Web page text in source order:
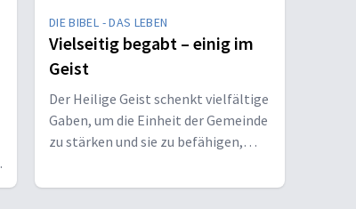
DIE BIBEL - DAS LEBEN
Vielseitig begabt – einig im
Geist
Der Heilige Geist schenkt vielfältige
Gaben, um die Einheit der Gemeinde
zu stärken und sie zu befähigen,
bekennen.